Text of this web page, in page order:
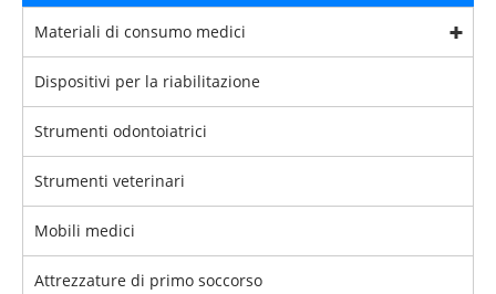
Materiali di consumo medici
Dispositivi per la riabilitazione
Strumenti odontoiatrici
Strumenti veterinari
Mobili medici
Attrezzature di primo soccorso